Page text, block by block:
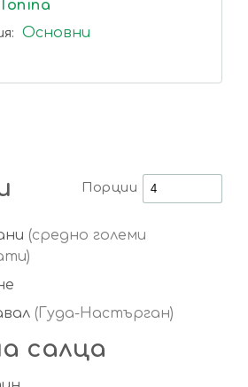
Tonina
Основни
Порции
(средно големи
(Гуда-Настърган)
салца